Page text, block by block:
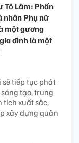
Tô Lâm: Phấn
nhân Phụ nữ
một gương
đình là một
sẽ tiếp tục phát
tạo, trung
tích xuất sắc,
xây dựng quân